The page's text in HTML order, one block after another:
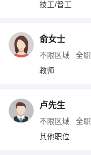
技工/普工
俞女士
不限区域 全职
教师
卢先生
不限区域 全职
其他职位